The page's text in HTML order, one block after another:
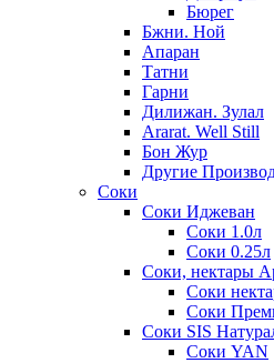
Бюрег
Бжни. Ной
Апаран
Татни
Гарни
Дилижан. Зулал
Ararat. Well Still
Бон Жур
Другие
Соки
Соки Иджеван
Соки 1.0л
Соки 0.25л
Соки, нектары
Соки
Соки
Соки SIS
Соки YAN